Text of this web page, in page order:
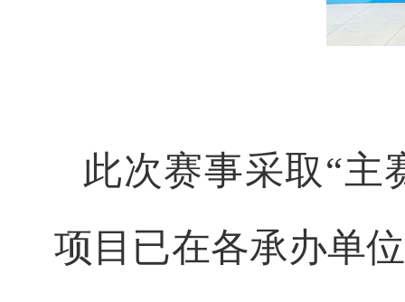
此次赛事采取“主
项目已在各承办单